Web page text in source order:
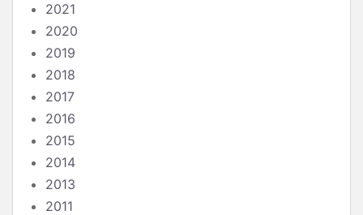
2021
2020
2019
2018
2017
2016
2015
2014
2013
2011